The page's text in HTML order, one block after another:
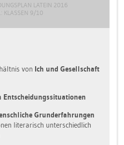
LA­TEIN 2016
KLAS­SEN 9/10
von Ich und Ge­sell­schaft
Ent­schei­dungs­si­tua­tio­nen
Grund­er­fah­run­gen
li­te­ra­risch un­ter­schied­lich